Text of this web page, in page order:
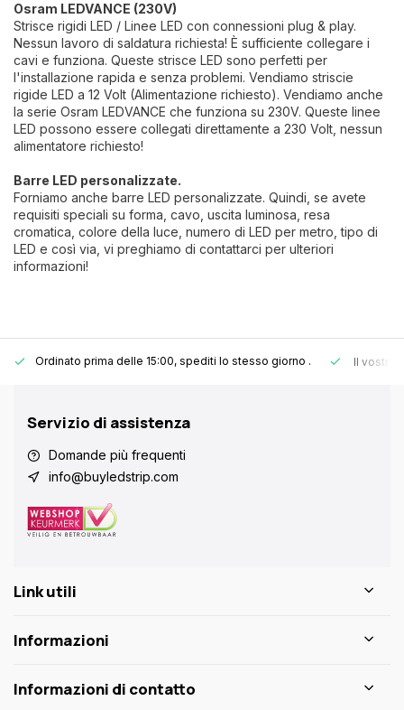
Osram LEDVANCE (230V)
Strisce rigidi LED / Linee LED con connessioni plug & play.
Nessun lavoro di saldatura richiesta! È sufficiente collegare i
cavi e funziona. Queste strisce LED sono perfetti per
l'installazione rapida e senza problemi. Vendiamo striscie
rigide LED a 12 Volt (Alimentazione richiesto). Vendiamo anche
la serie Osram LEDVANCE che funziona su 230V. Queste linee
LED possono essere collegati direttamente a 230 Volt, nessun
alimentatore richiesto!
Barre LED personalizzate.
Forniamo anche barre LED personalizzate. Quindi, se avete
requisiti speciali su forma, cavo, uscita luminosa, resa
cromatica, colore della luce, numero di LED per metro, tipo di
LED e così via, vi preghiamo di contattarci per ulteriori
informazioni!
Ordinato prima delle 15:00, spediti lo stesso giorno . Il vostro
Servizio di assistenza
Domande più frequenti
info@buyledstrip.com
Link utili
Informazioni
Informazioni di contatto